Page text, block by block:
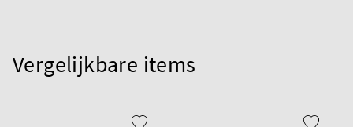
Vergelijkbare items